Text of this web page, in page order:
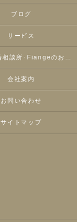
ブログ
サービス
川崎の結婚相談所･Fiangeのお客様の声
会社案内
お問い合わせ
サイトマップ